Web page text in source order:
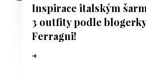
Inspirace italským
3 outfity podle
Ferragni!